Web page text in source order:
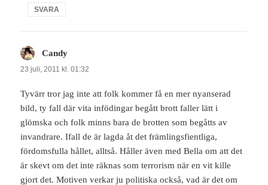
SVARA
Candy
23 juli, 2011 kl. 01:32
Tyvärr tror jag inte att folk kommer få en mer nyanserad
bild, ty fall där vita infödingar begått brott faller lätt i
glömska och folk minns bara de brotten som begåtts av
invandrare. Ifall de är lagda åt det främlingsfientliga,
fördomsfulla hållet, alltså. Håller även med Bella om att det
är skevt om det inte räknas som terrorism när en vit kille
gjort det. Motiven verkar ju politiska också, vad är det om